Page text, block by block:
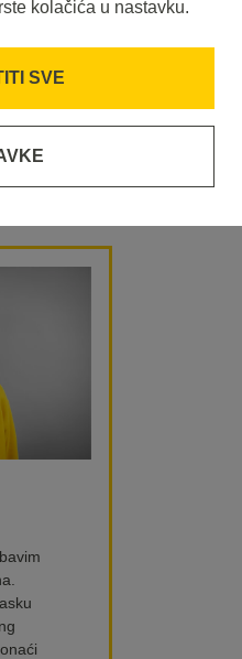
web stranice i e-mail
na domeni, te vrsti
minuta.
kolačića u nastavku.
SVE